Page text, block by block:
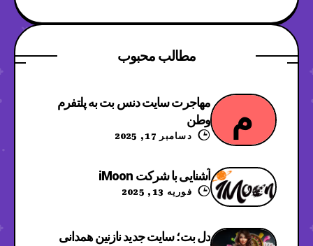
مطالب محبوب
م
مهاجرت سایت دنس بت به پلتفرم
وطن
دسامبر 17, 2025
آشنایی با شرکت iMoon
فوریه 13, 2025
دل بت؛ سایت جدید نازنین همدانی